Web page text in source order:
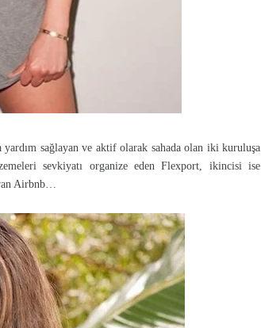
yardım sağlayan ve aktif olarak sahada olan iki kuruluşa
sevkiyatı organize eden Flexport, ikincisi ise
Airbnb…